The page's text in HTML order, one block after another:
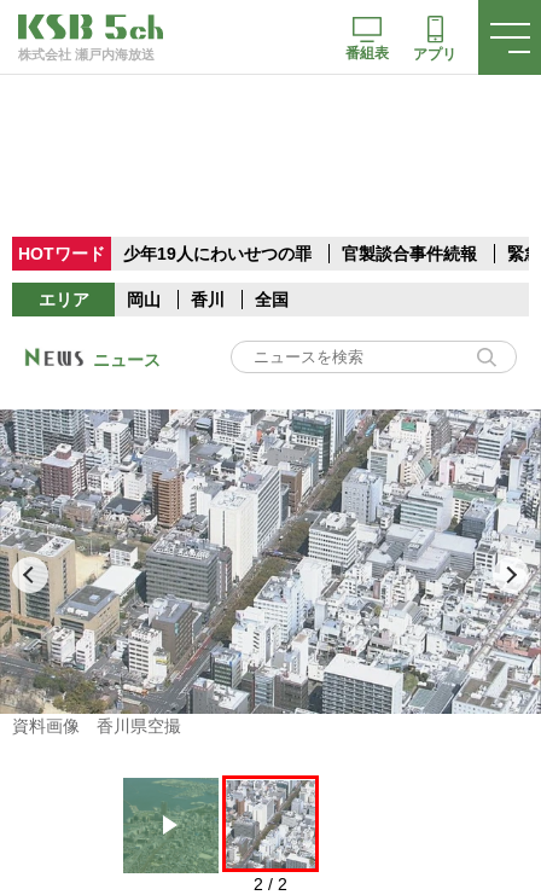
株式会社 瀬戸内海放送 番組表 アプリ
HOTワード 少年19人にわいせつの罪 官製談合事件続報 緊
エリア 岡山 香川 全国
ニュース
Play
資料画像 香川県空撮
2 / 2